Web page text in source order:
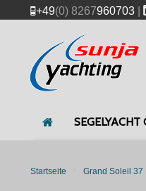
+49(0) 8267960703
SEGELYACHT
Startseite Grand Soleil 37